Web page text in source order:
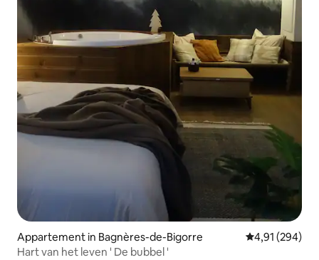
Appartement in Bagnères-de-Bigorre Gemiddelde
4,91 (294)
Hart van het leven ' De bubbel '